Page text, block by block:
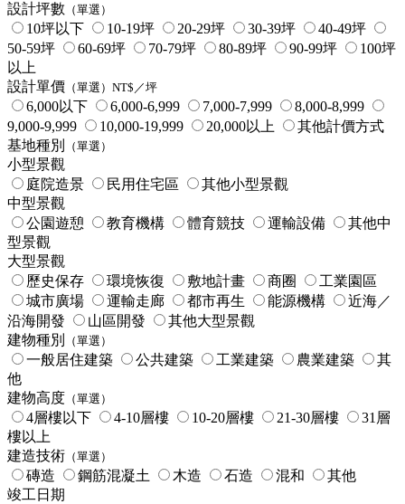
設計坪數 （單選）
10坪以下 10-19坪 20-29坪 30-39坪
40-49坪
50-59坪
60-69坪 70-79坪 80-89坪 90-99坪
100坪
以上
設計單價 （單選）NT$／坪
6,000以下 6,000-6,999 7,000-7,999
8,000-8,999
9,000-9,999
10,000-19,999 20,000以上
其他計價方式
基地種別
（單選）
小型景觀
庭院造景
民用住宅區
其他小型景觀
中型景觀
公園遊憩
教育機構 體育競技 運輸設備
其他中
型景觀
大型景觀
歷史保存
環境恢復 敷地計畫 商圈
工業園區
城市廣場
運輸走廊 都市再生 能源機構
近海／
沿海開發
山區開發
其他大型景觀
建物種別
（單選）
一般居住建築 公共建築 工業建築 農業建築
其
他
建物高度 （單選）
4層樓以下 4-10層樓 10-20層樓 21-30層樓
31層
樓以上
建造技術 （單選）
磚造 鋼筋混凝土 木造 石造 混和
其他
竣工日期